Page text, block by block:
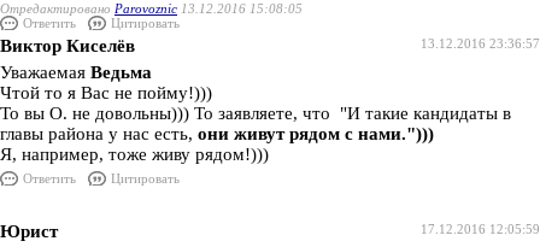
Отредактировано Parovoznic 13.12.2016 15:08:05
Ответить
Цитировать
13.12.2016 23:36:57
Виктор Киселёв
Уважаемая Ведьма
Чтой то я Вас не пойму!)))
То вы О. не довольны))) То заявляете, что "И такие кандидаты в
главы района у нас есть, они живут рядом с нами.")))
Я, например, тоже живу рядом!)))
Ответить Цитировать
17.12.2016 12:05:59
Юрист